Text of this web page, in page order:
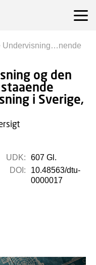
Undervisning…nende
og den
i Sverige,
UDK:
607 Gl.
DOI:
10.48563/dtu-
0000017